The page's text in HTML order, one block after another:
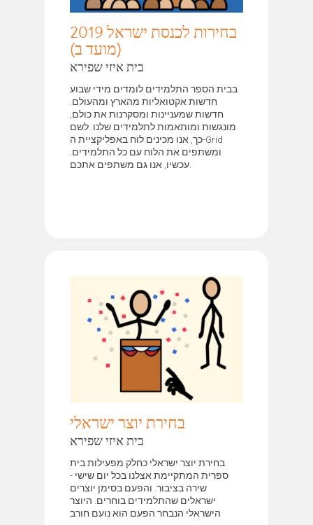
בחירות לכנסת ישראל 2019
(מועד ב)
בית איזי שפירא
בבית הספר התלמידים לומדים מידי שבוע
חדשות אקטואליות מהארץ ומהעולם.
חדשות שמעניינות ומסקרנות את כולם,
מונגשות ומותאמות לתלמידים שלנו. לשם
כך, אנו מכינים לוח באפליקציית ה-Grid
ומשתפים את הלוח עם כל התלמידים.
בחירת יוצר ישראלי
בית איזי שפירא
בחירת יוצר ישראלי כחלק מפעילות בית
ספרית המתקיימת אצלנו בכל יום שישי -
שירה בציבור. והפעם בסימן יוצרים
ישראלים שהתלמידים בוחרים. היוצר
הישראלי הנבחר הפעם הוא נועם חורב